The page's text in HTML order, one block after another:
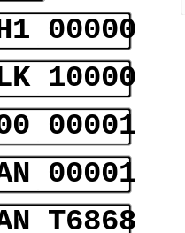
00000
10000
00001
00001
T6868